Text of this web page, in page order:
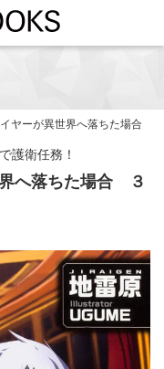
ヤーが異世界へ落ちた場合
護衛任務！
へ落ちた場合 ３